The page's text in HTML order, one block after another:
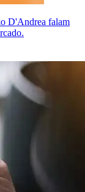
D'Andrea falam